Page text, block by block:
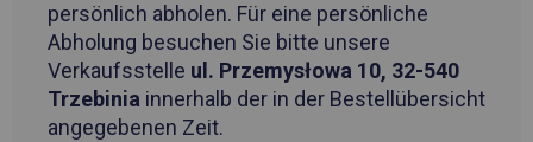
persönlich abholen. Für eine persönliche
Abholung besuchen Sie bitte unsere
Verkaufsstelle ul. Przemysłowa 10, 32-540
Trzebinia innerhalb der in der Bestellübersicht
angegebenen Zeit.